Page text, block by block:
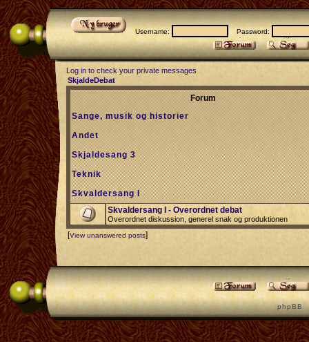
Username: Password:
Log in to check your private messages
SkjaldeDebat
Forum
Sange, musik og historier
Andet
Skjaldesang 3
Teknik
Skvaldersang I
Skvaldersang I - Overordnet debat
Overordnet diskussion, generel snak og produktionen
[View unanswered posts]
p h p B B